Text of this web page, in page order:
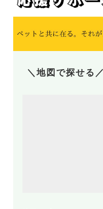
＼地図で探せる／